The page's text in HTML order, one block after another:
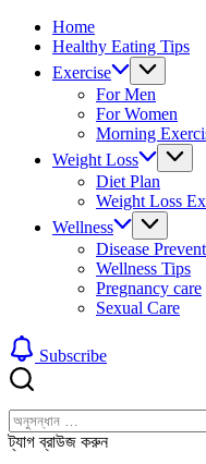
Home
Healthy Eating Tips
Exercise
For Men
For Women
Morning
Weight Loss
Diet Plan
Weight Loss
Wellness
Disease
Wellness Tips
Pregnancy care
Sexual Care
Subscribe
করুন
খুঁজুন
ট্যাগ ব্রাউজ করুন